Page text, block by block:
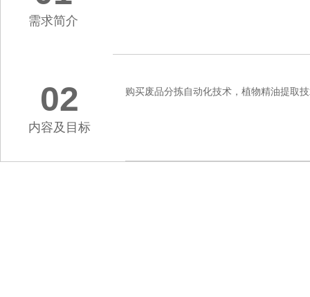
需求简介
02
内容及目标
购买废品分拣自动化技术，植物精油提取